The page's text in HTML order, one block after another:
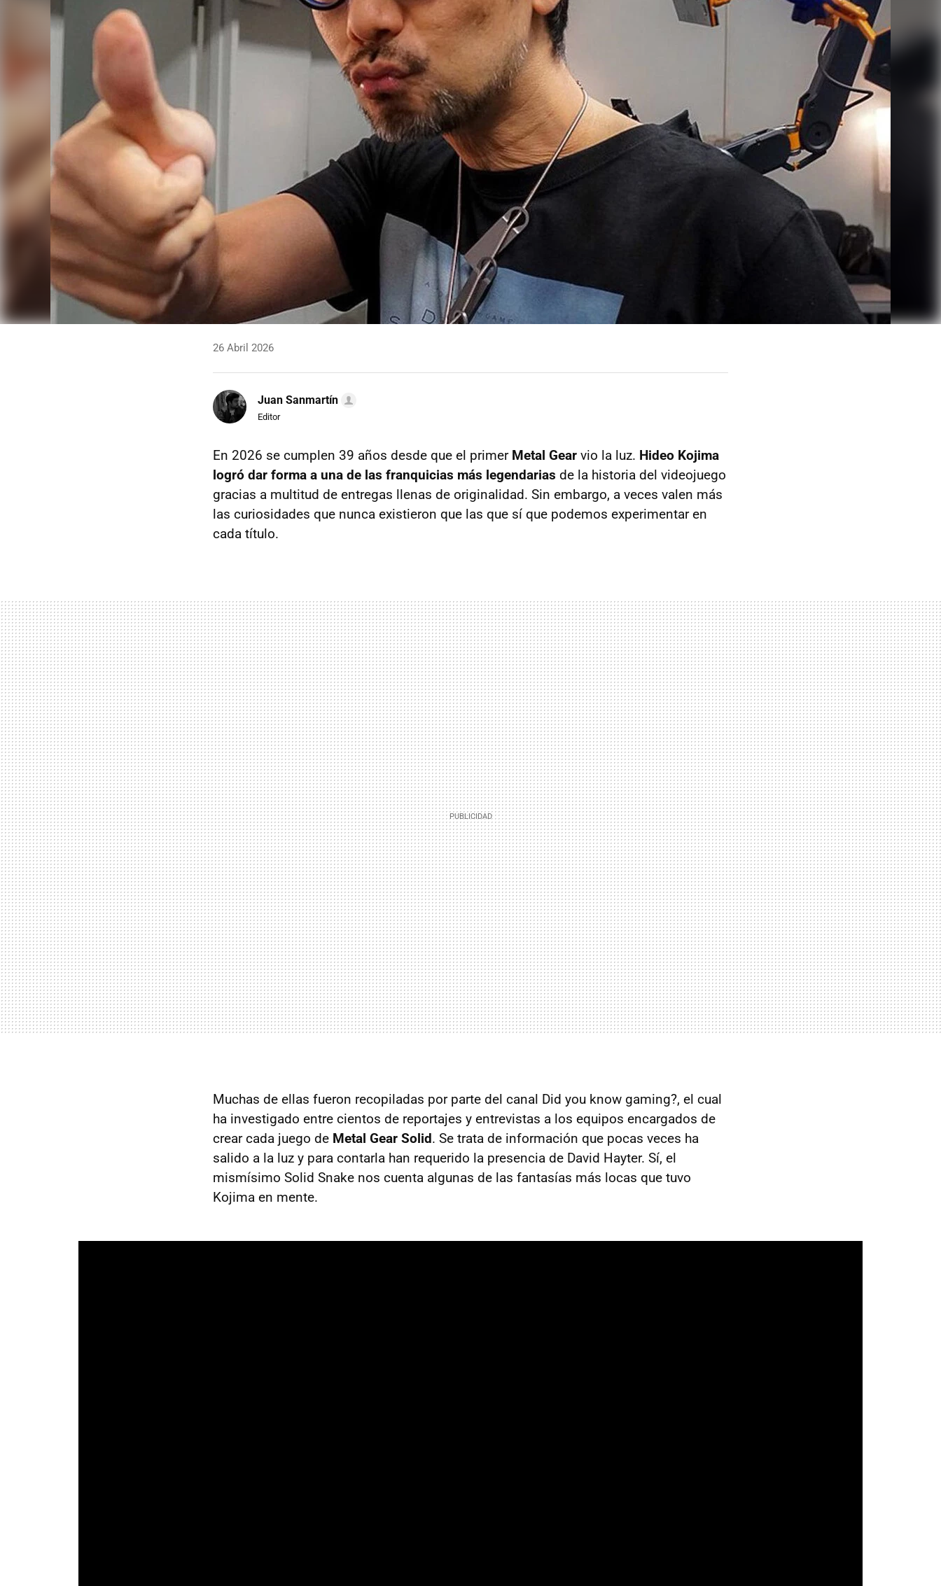
26 Abril 2026
Juan Sanmartín
Editor
En 2026 se cumplen 39 años desde que el primer Metal Gear vio la luz. Hideo Kojima
logró dar forma a una de las franquicias más legendarias de la historia del videojuego
gracias a multitud de entregas llenas de originalidad. Sin embargo, a veces valen más
las curiosidades que nunca existieron que las que sí que podemos experimentar en
cada título.
Muchas de ellas fueron recopiladas por parte del canal Did you know gaming?, el cual
ha investigado entre cientos de reportajes y entrevistas a los equipos encargados de
crear cada juego de Metal Gear Solid. Se trata de información que pocas veces ha
salido a la luz y para contarla han requerido la presencia de David Hayter. Sí, el
mismísimo Solid Snake nos cuenta algunas de las fantasías más locas que tuvo
Kojima en mente.